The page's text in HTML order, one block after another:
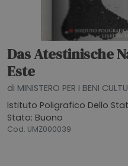
Das Atestinische
Este
di MINISTERO PER I BENI
Istituto Poligrafico Dello
Stato: Buono
Cod. UMZ000039